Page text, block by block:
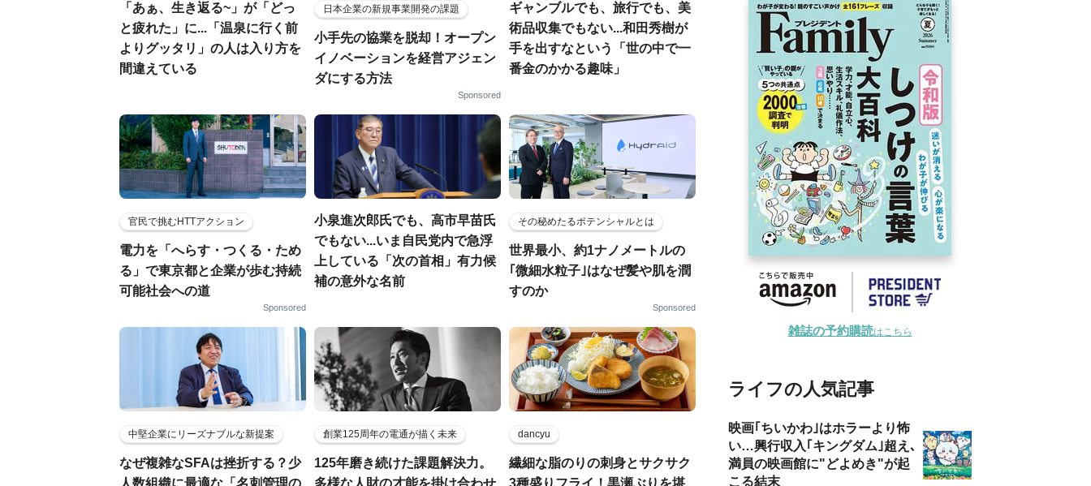
「あぁ、生き返る~」が「どっ
と疲れた」に...「温泉に行く前
よりグッタリ」の人は入り方を
間違えている
日本企業の新規事業開発の課題
小手先の協業を脱却！オープン
イノベーションを経営アジェン
ダにする方法
Sponsored
ギャンブルでも、旅行でも、美
術品収集でもない...和田秀樹が
手を出すなという「世の中で一
番金のかかる趣味」
官民で挑むHTTアクション
電力を「へらす・つくる・ため
る」で東京都と企業が歩む持続
可能社会への道
Sponsored
小泉進次郎氏でも、高市早苗氏
でもない...いま自民党内で急浮
上している「次の首相」有力候
補の意外な名前
その秘めたるポテンシャルとは
世界最小、約1ナノメートルの
｢微細水粒子｣はなぜ髪や肌を潤
すのか
Sponsored
中堅企業にリーズナブルな新提案
なぜ複雑なSFAは挫折する？少
人数組織に最適な「名刺管理の
創業125周年の電通が描く未来
125年磨き続けた課題解決力。
多様な人財の才能を掛け合わせ
dancyu
繊細な脂のりの刺身とサクサク
3種盛りフライ！黒瀬ぶりを堪
雑誌の予約購読はこちら
ライフの人気記事
映画｢ちいかわ｣はホラーより怖
い…興行収入｢キングダム｣超え､
満員の映画館に"どよめき"が起
こる結末